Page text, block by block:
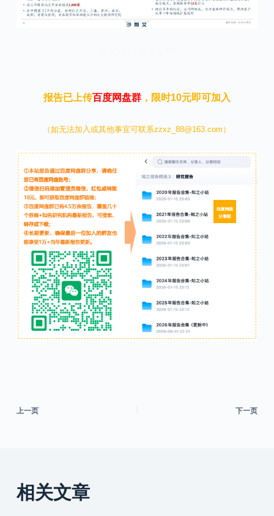
报告已上传百度网盘群，限时10元即可加入
（如无法加入或其他事宜可联系zzxz_88@163.com）
上一页 下一页
相关文章